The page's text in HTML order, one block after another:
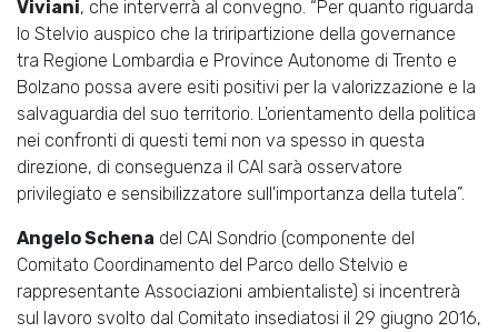
Viviani, che interverrà al convegno. “Per quanto riguarda
lo Stelvio auspico che la triripartizione della governance
tra Regione Lombardia e Province Autonome di Trento e
Bolzano possa avere esiti positivi per la valorizzazione e la
salvaguardia del suo territorio. L'orientamento della politica
nei confronti di questi temi non va spesso in questa
direzione, di conseguenza il CAI sarà osservatore
privilegiato e sensibilizzatore sull'importanza della tutela”.
Angelo Schena del CAI Sondrio (componente del
Comitato Coordinamento del Parco dello Stelvio e
rappresentante Associazioni ambientaliste) si incentrerà
sul lavoro svolto dal Comitato insediatosi il 29 giugno 2016,